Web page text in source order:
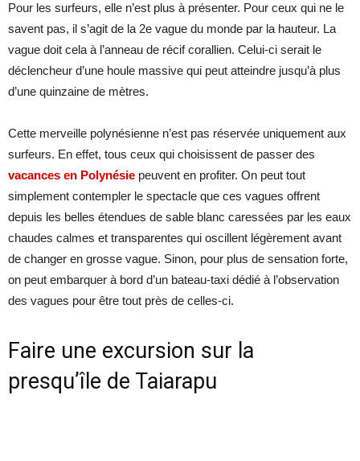
Pour les surfeurs, elle n’est plus à présenter. Pour ceux qui ne le
savent pas, il s’agit de la 2e vague du monde par la hauteur. La
vague doit cela à l’anneau de récif corallien. Celui-ci serait le
déclencheur d’une houle massive qui peut atteindre jusqu’à plus
d’une quinzaine de mètres.
Cette merveille polynésienne n’est pas réservée uniquement aux
surfeurs. En effet, tous ceux qui choisissent de passer des
vacances en Polynésie peuvent en profiter. On peut tout
simplement contempler le spectacle que ces vagues offrent
depuis les belles étendues de sable blanc caressées par les eaux
chaudes calmes et transparentes qui oscillent légèrement avant
de changer en grosse vague. Sinon, pour plus de sensation forte,
on peut embarquer à bord d’un bateau-taxi dédié à l’observation
des vagues pour être tout près de celles-ci.
Faire une excursion sur la
presqu’île de Taiarapu